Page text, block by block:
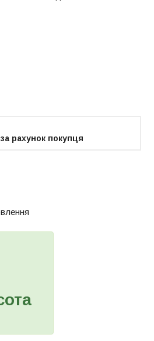
за рахунок покупця